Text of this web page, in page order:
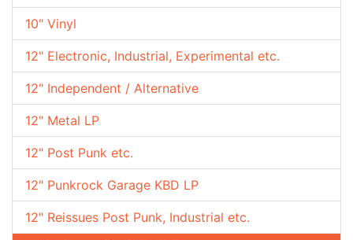
10" Vinyl
12" Electronic, Industrial, Experimental etc.
12" Independent / Alternative
12" Metal LP
12" Post Punk etc.
12" Punkrock Garage KBD LP
12" Reissues Post Punk, Industrial etc.